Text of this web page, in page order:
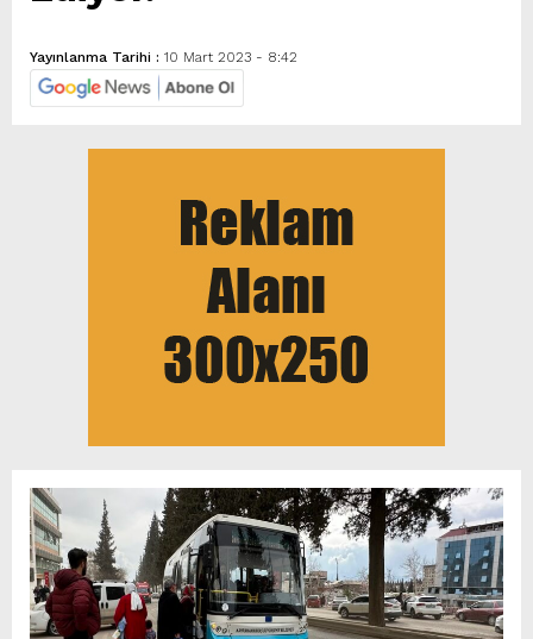
Yayınlanma Tarihi : 10 Mart 2023 - 8:42